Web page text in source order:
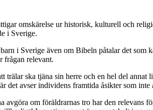
omskärelse ur historisk, kulturell och
i Sverige.
i Sverige även om Bibeln påtalar det
frågan relevant.
trälar ska tjäna sin herre och en hel del
det avser individens framtida åsikter som
avgöra om föräldrarnas tro har den relevans